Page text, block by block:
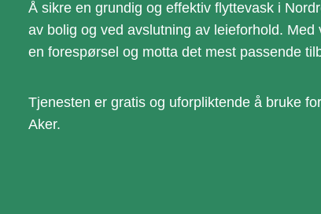
Å sikre en grundig og effektiv flyttevask i
av bolig og ved avslutning av leieforhold.
en forespørsel og motta det mest passende
Tjenesten er gratis og uforpliktende å bruke
Aker.